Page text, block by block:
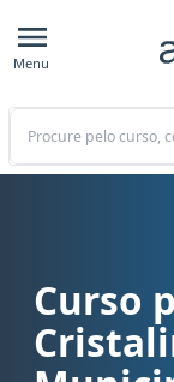
Menu
Buscar
Curso para
Curso